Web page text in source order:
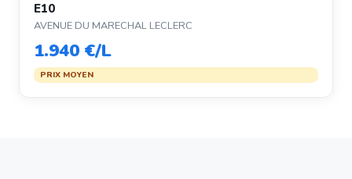
E10
AVENUE DU MARECHAL LECLERC
1.940 €/L
PRIX MOYEN